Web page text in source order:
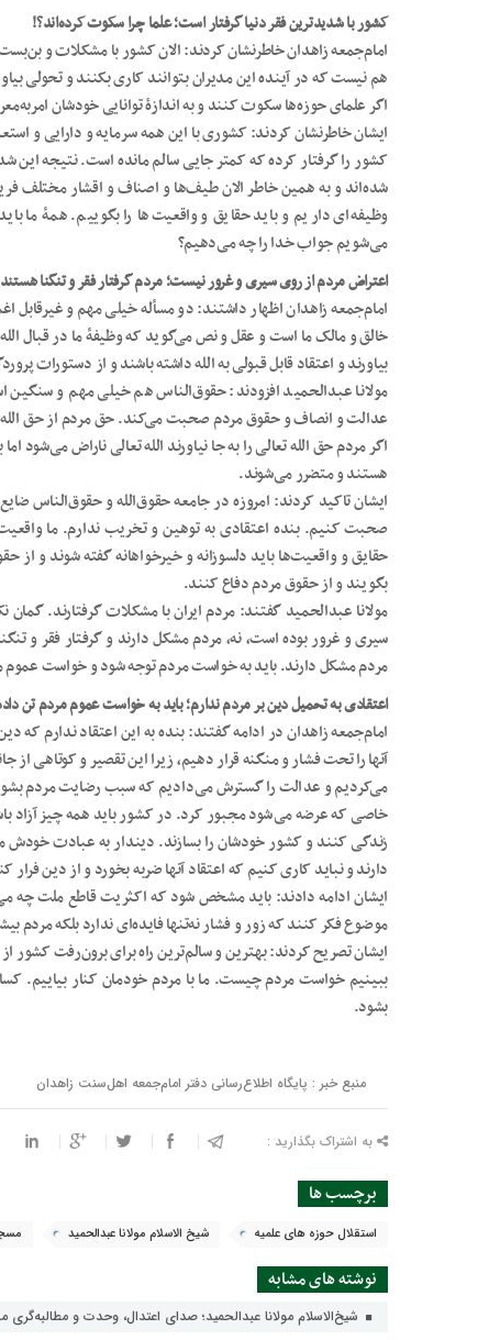
کشور با شدیدترین فقر دنیا گرفتار است؛ علما چرا سکوت کرده‌اند؟!
امام‌جمعه زاهدان خاطرنشان کردند: الان کشور با مشکلات و
هم نیست که در آینده این مدیران بتوانند کاری بکنند و تحولی
اگر علمای حوزه‌ها سکوت کنند و به اندازۀ توانایی خودشان
ایشان خاطرنشان کردند: کشوری با این همه سرمایه و دارایی و
کشور را گرفتار کرده که کمتر جایی سالم مانده است. نتیجه این
شده‌اند و به همین خاطر الان طیف‌ها و اصناف و اقشار مختلف
وظیفه‌ای داریم و باید حقایق و واقعیت‌ها را بگوییم. همۀ ما
می‌شویم جواب خدا را چه می‌دهیم؟
اعتراض مردم از روی سیری و غرور نیست؛ مردم گرفتار فقر و تنگنا هستند
امام‌جمعه زاهدان اظهار داشتند: دو مسأله خیلی مهم و غیرقابل
خالق و مالک ما است و عقل و نص می‌گوید که وظیفۀ ما در قبال
بیاورند و اعتقاد قابل قبولی به الله داشته باشند و از دستورات
مولانا عبدالحمید افزودند: حقوق‌الناس هم خیلی مهم و
عدالت و انصاف و حقوق مردم صحبت می‌کند. حق مردم از حق الله
اگر مردم حق الله تعالی را به جا نیاورند الله تعالی ناراض
هستند و متضرر می‌شوند.
ایشان تاکید کردند: امروزه در جامعه حقوق‌الله و حقوق‌الناس
صحبت کنیم. بنده اعتقادی به توهین و تخریب ندارم. ما
حقایق و واقعیت‌ها باید دلسوزانه و خیرخواهانه گفته شوند و از
بگویند و از حقوق مردم دفاع کنند.
مولانا عبدالحمید گفتند: مردم ایران با مشکلات گرفتارند.
سیری و غرور بوده است، نه، مردم مشکل دارند و گرفتار فقر و
مردم مشکل دارند. باید به خواست مردم توجه شود و خواست عموم
اعتقادی به تحمیل دین بر مردم ندارم؛ باید به خواست عموم مردم تن
امام‌جمعه زاهدان در ادامه گفتند: بنده به این اعتقاد ندارم
آنها را تحت فشار و منگنه قرار دهیم، زیرا این تقصیر و کوتاهی از
می‌کردیم و عدالت را گسترش می‌دادیم که سبب رضایت مردم
خاصی که عرضه می‌شود مجبور کرد. در کشور باید همه چیز آزاد
زندگی کنند و کشور خودشان را بسازند. دیندار به عبادت
دارند و نباید کاری کنیم که اعتقاد آنها ضربه بخورد و از دین فرار
ایشان ادامه دادند: باید مشخص شود که اکثریت قاطع ملت چه
موضوع فکر کنند که زور و فشار نه‌تنها فایده‌ای ندارد بلکه
ایشان تصریح کردند: بهترین و سالم‌ترین راه برای برون‌رفت
ببینیم خواست مردم چیست. ما با مردم خودمان کنار بیاییم.
بشود.
منبع خبر : پایگاه اطلاع‌رسانی دفتر امام‌جمعه اهل‌سنت زاهدان
به اشتراک بگذارید :
برچسب ها
استقلال حوزه های علمیه شیخ الاسلام مولانا عبدالحمید
نوشته های مشابه
شیخ‌الاسلام مولانا عبدالحمید؛ صدای اعتدال، وحدت و مطالبه‌گری